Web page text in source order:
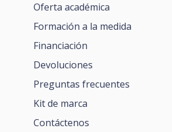
Oferta académica
Formación a la medida
Financiación
Devoluciones
Preguntas frecuentes
Kit de marca
Contáctenos